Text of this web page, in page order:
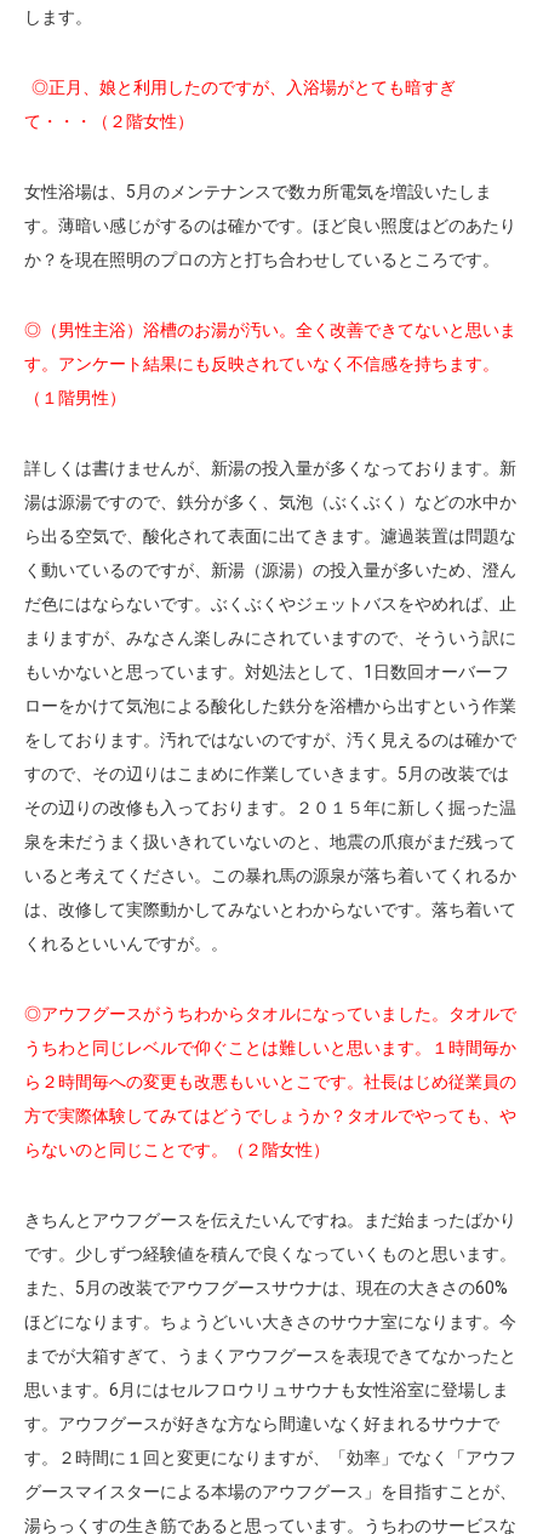
します。
◎正月、娘と利用したのですが、入浴場がとても暗すぎ
て・・・（２階女性）
女性浴場は、5月のメンテナンスで数カ所電気を増設いたしま
す。薄暗い感じがするのは確かです。ほど良い照度はどのあたり
か？を現在照明のプロの方と打ち合わせしているところです。
◎（男性主浴）浴槽のお湯が汚い。全く改善できてないと思いま
す。アンケート結果にも反映されていなく不信感を持ちます。
（１階男性）
詳しくは書けませんが、新湯の投入量が多くなっております。新
湯は源湯ですので、鉄分が多く、気泡（ぶくぶく）などの水中か
ら出る空気で、酸化されて表面に出てきます。濾過装置は問題な
く動いているのですが、新湯（源湯）の投入量が多いため、澄ん
だ色にはならないです。ぶくぶくやジェットバスをやめれば、止
まりますが、みなさん楽しみにされていますので、そういう訳に
もいかないと思っています。対処法として、1日数回オーバーフ
ローをかけて気泡による酸化した鉄分を浴槽から出すという作業
をしております。汚れではないのですが、汚く見えるのは確かで
すので、その辺りはこまめに作業していきます。5月の改装では
その辺りの改修も入っております。２０１５年に新しく掘った温
泉を未だうまく扱いきれていないのと、地震の爪痕がまだ残って
いると考えてください。この暴れ馬の源泉が落ち着いてくれるか
は、改修して実際動かしてみないとわからないです。落ち着いて
くれるといいんですが。。
◎アウフグースがうちわからタオルになっていました。タオルで
うちわと同じレベルで仰ぐことは難しいと思います。１時間毎か
ら２時間毎への変更も改悪もいいとこです。社長はじめ従業員の
方で実際体験してみてはどうでしょうか？タオルでやっても、や
らないのと同じことです。（２階女性）
きちんとアウフグースを伝えたいんですね。まだ始まったばかり
です。少しずつ経験値を積んで良くなっていくものと思います。
また、5月の改装でアウフグースサウナは、現在の大きさの60%
ほどになります。ちょうどいい大きさのサウナ室になります。今
までが大箱すぎて、うまくアウフグースを表現できてなかったと
思います。6月にはセルフロウリュサウナも女性浴室に登場しま
す。アウフグースが好きな方なら間違いなく好まれるサウナで
す。２時間に１回と変更になりますが、「効率」でなく「アウフ
グースマイスターによる本場のアウフグース」を目指すことが、
湯らっくすの生き筋であると思っています。うちわのサービスな